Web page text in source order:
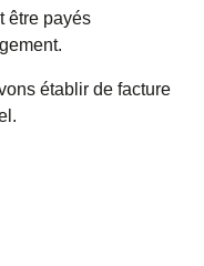
être payés
établir de facture